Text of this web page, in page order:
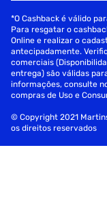
*O Cashback é válido
Para resgatar o
Online e realizar o
antecipadamente.
comerciais
entrega) são válidas
informações, consulte
compras de Uso e
© Copyright 2021
os direitos reservados